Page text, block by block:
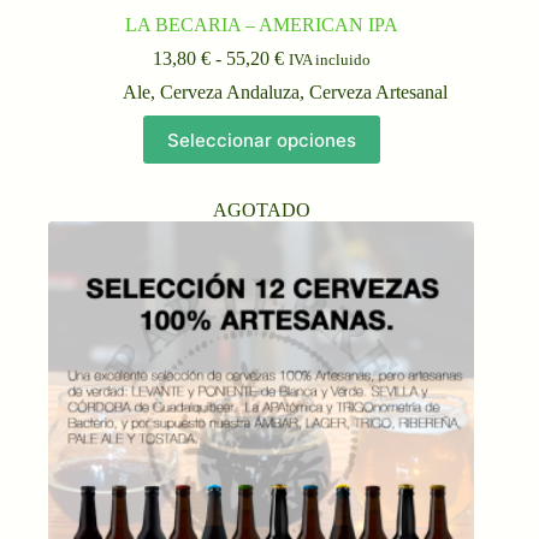
LA BECARIA – AMERICAN IPA
13,80 € - 55,20 €Rango
precios:
desde
13,80 €
hasta
IVA incluido
Ale,Cerveza Andaluza,Cerveza Artesanal
Seleccionar opciones
producto
tiene
variantes.
se
pueden
elegir
en
página
de
producto
AGOTADO